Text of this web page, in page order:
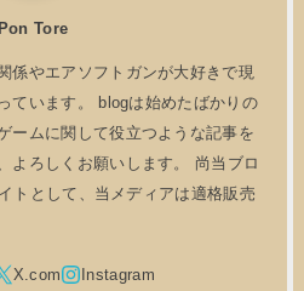
Pon Tore
係やエアソフトガンが大好きで現
ています。 blogは始めたばかりの
ームに関して役立つような記事を
よろしくお願いします。 尚当ブロ
トとして、当メディアは適格販売